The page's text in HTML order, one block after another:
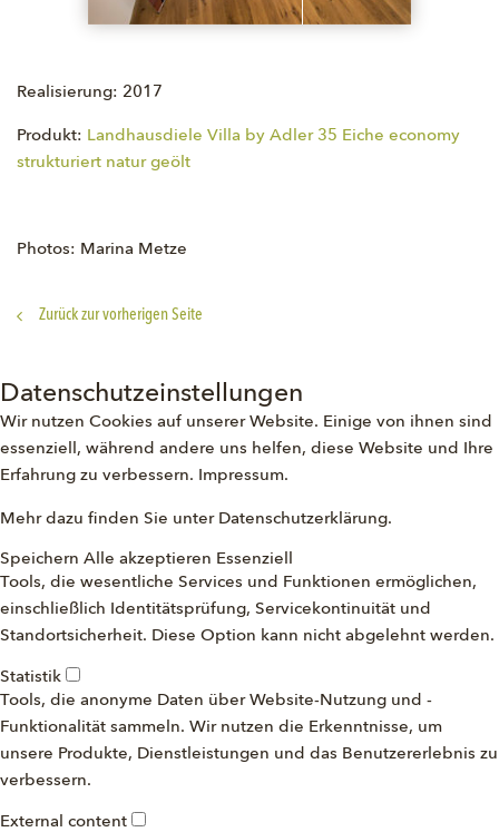
Realisierung: 2017
Produkt: Landhausdiele Villa by Adler 35 Eiche economy
strukturiert natur geölt
Photos: Marina Metze
Zurück zur vorherigen Seite
Datenschutzeinstellungen
Wir nutzen Cookies auf unserer Website. Einige von ihnen sind
essenziell, während andere uns helfen, diese Website und Ihre
Erfahrung zu verbessern. Impressum.
Mehr dazu finden Sie unter Datenschutzerklärung.
Speichern Alle akzeptieren Essenziell
Tools, die wesentliche Services und Funktionen ermöglichen,
einschließlich Identitätsprüfung, Servicekontinuität und
Standortsicherheit. Diese Option kann nicht abgelehnt werden.
Statistik
Tools, die anonyme Daten über Website-Nutzung und -
Funktionalität sammeln. Wir nutzen die Erkenntnisse, um
unsere Produkte, Dienstleistungen und das Benutzererlebnis zu
verbessern.
External content